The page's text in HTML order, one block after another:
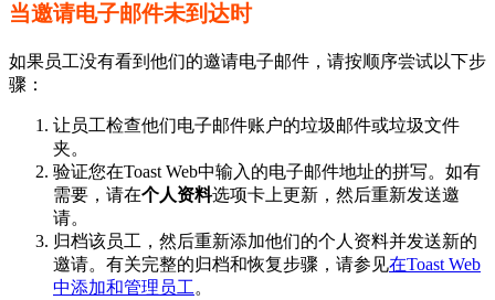
当邀请电子邮件未到达时
如果员工没有看到他们的邀请电子邮件，请按顺序尝试以下步
骤：
让员工检查他们电子邮件账户的垃圾邮件或垃圾文件
夹。
验证您在Toast Web中输入的电子邮件地址的拼写。如有
需要，请在个人资料选项卡上更新，然后重新发送邀
请。
归档该员工，然后重新添加他们的个人资料并发送新的
邀请。有关完整的归档和恢复步骤，请参见在Toast Web
中添加和管理员工。